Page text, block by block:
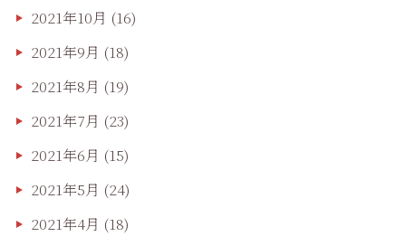
2021年10月 (16)
2021年9月 (18)
2021年8月 (19)
2021年7月 (23)
2021年6月 (15)
2021年5月 (24)
2021年4月 (18)